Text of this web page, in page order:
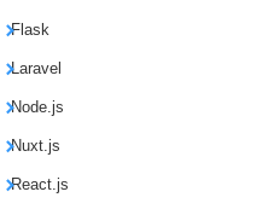
Flask
Laravel
Node.js
Nuxt.js
React.js